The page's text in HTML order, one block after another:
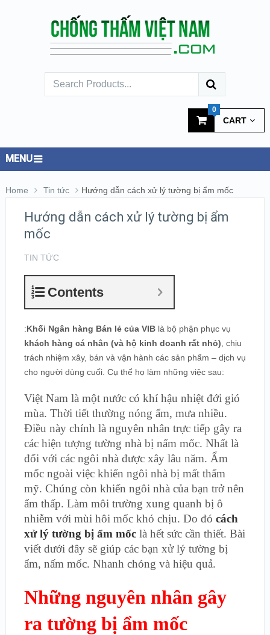
CART
0
MENU
Home Tin tức Hướng dẫn cách xử lý tường bị ẩm mốc
Hướng dẫn cách xử lý tường bị ẩm
mốc
TIN TỨC
Contents
:Khối Ngân hàng Bán lẻ của VIBlà bộ phận phục vụ
khách hàng cá nhân (và hộ kinh doanh rất nhỏ) , chịu
trách nhiệm xây, bán và vận hành các sản phẩm – dịch vụ
cho người dùng cuối. Cụ thể họ làm những việc sau:
Việt Nam là một nước có khí hậu nhiệt đới gió
mùa. Thời tiết thường nóng ẩm, mưa nhiều.
Điều này chính là nguyên nhân trực tiếp gây ra
các hiện tượng tường nhà bị nấm mốc. Nhất là
đối với các ngôi nhà được xây lâu năm. Ẩm
mốc ngoài việc khiến ngôi nhà bị mất thẩm
mỹ. Chúng còn khiến ngôi nhà của bạn trở nên
ẩm thấp. Làm môi trường xung quanh bị ô
nhiễm với mùi hôi mốc khó chịu. Do đó cách
xử lý tường bị ẩm mốclà hết sức cần thiết. Bài
viết dưới đây sẽ giúp các bạn xử lý tường bị
ẩm, nấm mốc. Nhanh chóng và hiệu quả.
Những nguyên nhân gây
ra tường bị ẩm mốc